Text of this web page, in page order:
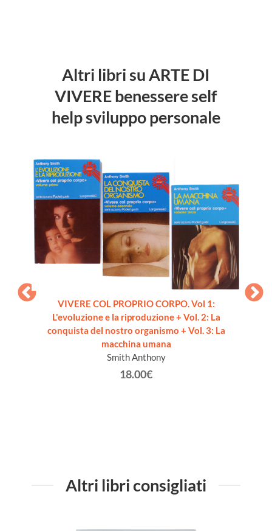
Altri libri su ARTE DI
VIVERE benessere self
help sviluppo personale
VIVERE COL PROPRIO CORPO. Vol 1:
L'evoluzione e la riproduzione + Vol. 2: La
conquista del nostro organismo + Vol. 3: La
macchina umana
Smith Anthony
18.00€
Altri libri consigliati